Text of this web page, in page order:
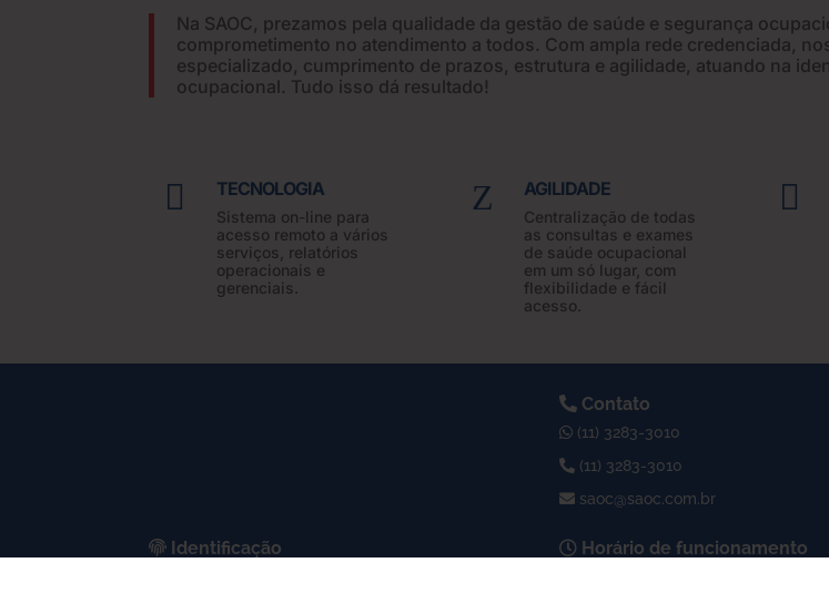
Na SAOC, prezamos pela qualidade da gestão de saúde e segurança
comprometimento no atendimento a todos. Com ampla rede credenciada,
especializado, cumprimento de prazos, estrutura e agilidade, atuando na
ocupacional. Tudo isso dá resultado!
 TECNOLOGIA
Sistema on-line para
acesso remoto a vários
serviços, relatórios
operacionais e
gerenciais.
Z AGILIDADE
Centralização de todas
as consultas e exames
de saúde ocupacional
em um só lugar, com
flexibilidade e fácil
acesso.

Contato
(11) 3283-3010
(11) 3283-3010
saoc@saoc.com.br
Identificação Horário de funcionamento